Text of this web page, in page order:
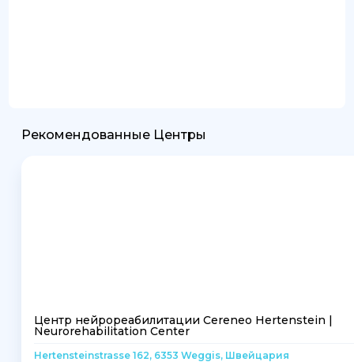
Рекомендованные Центры
Центр нейрореабилитации Cereneo Hertenstein |
Neurorehabilitation Center
Hertensteinstrasse 162, 6353 Weggis, Швейцария